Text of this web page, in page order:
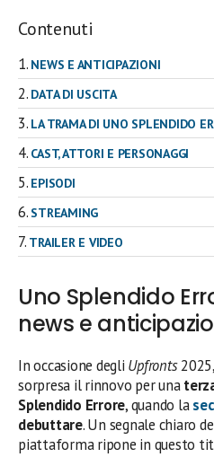
Contenuti
NEWS E ANTICIPAZIONI
DATA DI USCITA
LA TRAMA DI UNO SPLENDIDO
CAST, ATTORI E PERSONAGGI
EPISODI
STREAMING
TRAILER E VIDEO
Uno Splendido
news e
In occasione degli Upfronts2025,
sorpresa il rinnovo per una
Splendido Errore, quando la
debuttare. Un segnale chiaro
piattaforma ripone in questo